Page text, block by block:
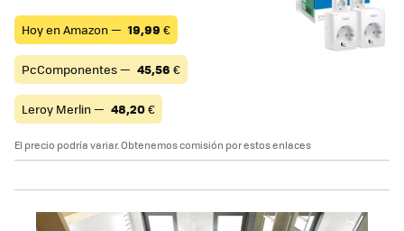
Hoy en Amazon — 19,99 €
PcComponentes — 45,56 €
Leroy Merlin — 48,20€
El precio podría variar. Obtenemos comisión por estos enlaces